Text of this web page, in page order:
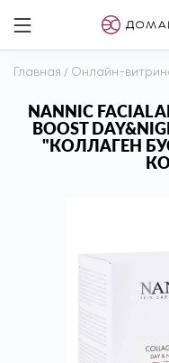
Главная / Онлайн-
NANNIC FACIAL
BOOST
"КОЛЛАГЕН